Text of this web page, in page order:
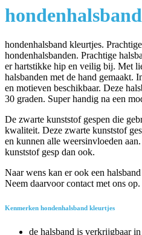
hondenhalsband kleurtjes.
hondenhalsbanden. Prachtige
er hartstikke hip en veilig bij. Met
halsbanden met de hand gemaakt.
en motieven beschikbaar. Deze
30 graden. Super handig na een
De zwarte kunststof gespen die
kwaliteit. Deze zwarte kunststof
en kunnen alle weersinvloeden
kunststof gesp dan ook.
Naar wens kan er ook een
Neem daarvoor contact met ons op.
Kenmerken hondenhalsband kleurtjes
de halsband is verkrijgbaar